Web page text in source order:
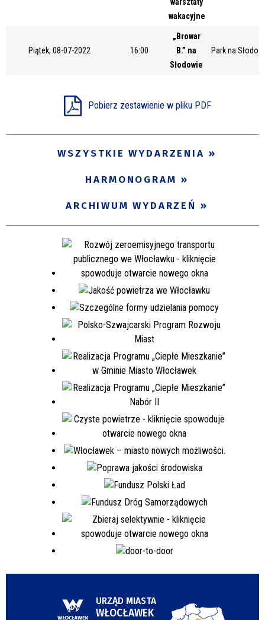
wakacyjne
Piątek, 08-07-2022 16:00
„Browar
B.” na
Słodowie
Park na
Pobierz zestawienie w pliku PDF
WSZYSTKIE WYDARZENIA
HARMONOGRAM
ARCHIWUM WYDARZEŃ
URZĄD MIASTA
WŁOCŁAWEK